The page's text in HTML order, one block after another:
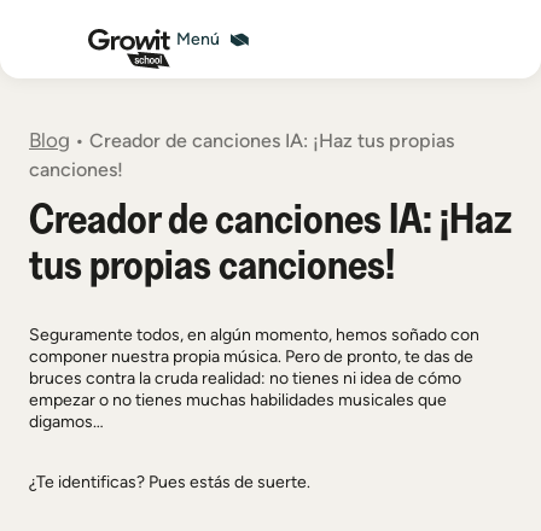
Blog • Creador de canciones IA: ¡Haz tus propias
canciones!
Creador de canciones IA: ¡Haz
tus propias canciones!
Seguramente todos, en algún momento, hemos soñado con
componer nuestra propia música. Pero de pronto, te das de
bruces contra la cruda realidad: no tienes ni idea de cómo
empezar o no tienes muchas habilidades musicales que
digamos…
¿Te identificas? Pues estás de suerte.